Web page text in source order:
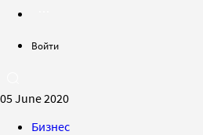
Войти
05 June 2020
Бизнес